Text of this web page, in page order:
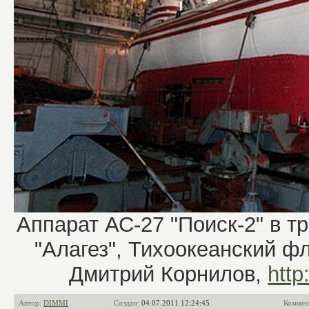
Аппарат АС-27 "Поиск-2" в
"Алагез", Тихоокеанский
Дмитрий Корнилов,
Автор: DIMMI Создан: 04.07.2011 12:24:45